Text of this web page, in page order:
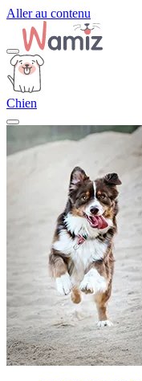
Aller au contenu
Chien